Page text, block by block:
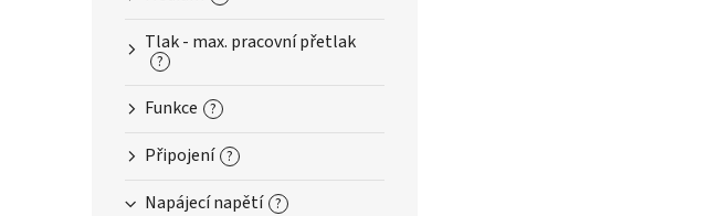
Tlak - max. pracovní přetlak
?
Funkce ?
Připojení ?
Napájecí napětí ?